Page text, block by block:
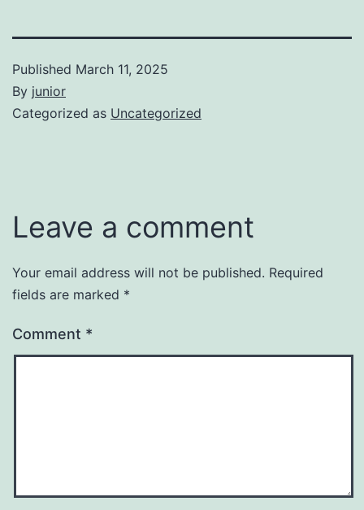
Published March 11, 2025
By junior
Categorized as Uncategorized
Leave a comment
Your email address will not be published. Required
fields are marked *
Comment *